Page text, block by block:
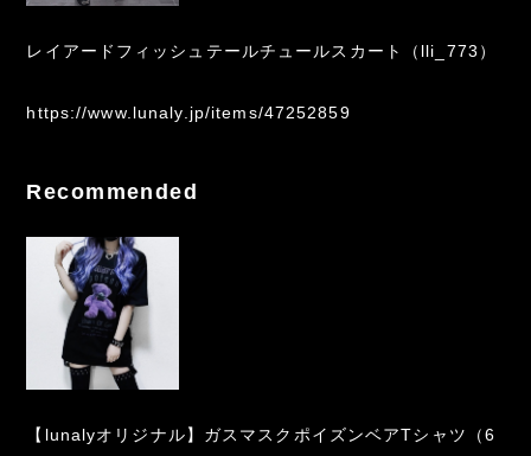
レイアードフィッシュテールチュールスカート（lli_773）
https://www.lunaly.jp/items/47252859
Recommended
【lunalyオリジナル】ガスマスクポイズンベアTシャツ（6